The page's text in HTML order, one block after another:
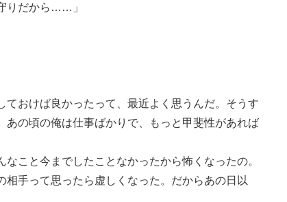
りだから……」
ておけば良かったって、最近よく思うんだ。そうす
の頃の俺は仕事ばかりで、もっと甲斐性があれば
こと今までしたことなかったから怖くなったの。
手って思ったら虚しくなった。だからあの日以